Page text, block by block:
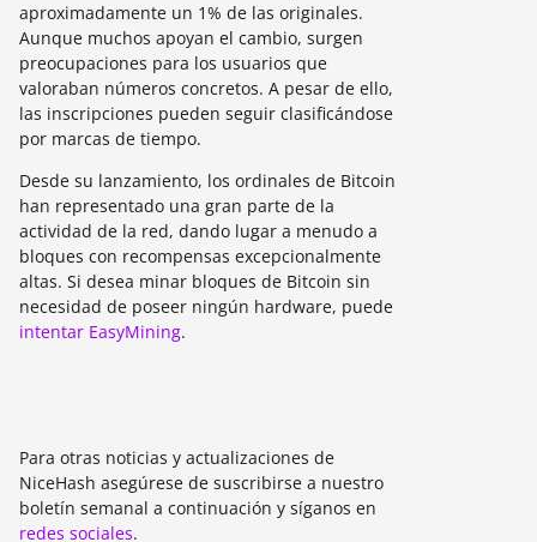
aproximadamente un 1% de las originales.
Aunque muchos apoyan el cambio, surgen
preocupaciones para los usuarios que
valoraban números concretos. A pesar de ello,
las inscripciones pueden seguir clasificándose
por marcas de tiempo.
Desde su lanzamiento, los ordinales de Bitcoin
han representado una gran parte de la
actividad de la red, dando lugar a menudo a
bloques con recompensas excepcionalmente
altas. Si desea minar bloques de Bitcoin sin
necesidad de poseer ningún hardware, puede
intentar EasyMining.
Para otras noticias y actualizaciones de
NiceHash asegúrese de suscribirse a nuestro
boletín semanal a continuación y síganos en
redes sociales.